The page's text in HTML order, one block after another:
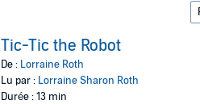
Tic-Tic the Robot
De : Lorraine Roth
Lu par : Lorraine Sharon Roth
Durée : 13 min